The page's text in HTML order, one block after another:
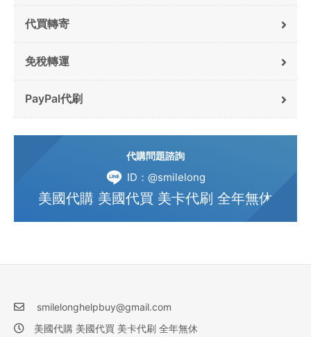
代買轉寄
免稅轉運
PayPal代刷
代購問題諮詢
ID：@smilelong
美國代購 美國代買 美卡代刷 全年無休
smilelonghelpbuy@gmail.com
美國代購 美國代買 美卡代刷 全年無休